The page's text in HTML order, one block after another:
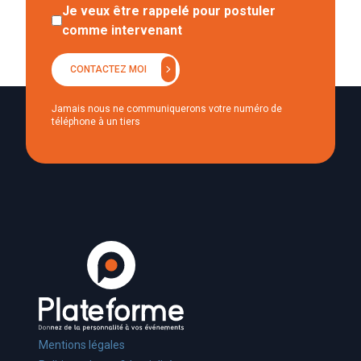
Je veux être rappelé pour postuler
comme intervenant
CONTACTEZ MOI chevron_right
Jamais nous ne communiquerons votre numéro de
téléphone à un tiers
Mentions légales